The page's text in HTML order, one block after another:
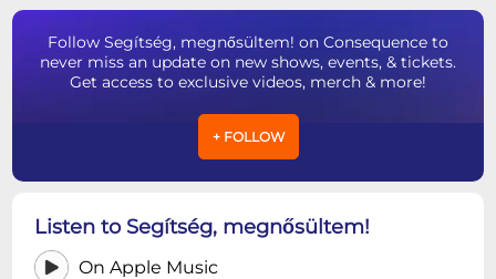
Follow Segítség, megnősültem! on Consequence to
never miss an update on new shows, events, & tickets.
Get access to exclusive videos, merch & more!
+ FOLLOW
Listen to Segítség, megnősültem!
On Apple Music